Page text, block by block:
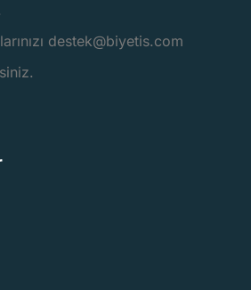
destek@biyetis.com